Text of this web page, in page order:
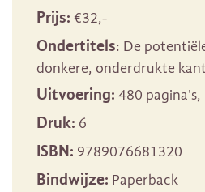
Prijs: €32,-
Ondertitels: De
donkere, onderdrukte
Uitvoering: 480
Druk: 6
ISBN: 9789076681320
Bindwijze: Paperback